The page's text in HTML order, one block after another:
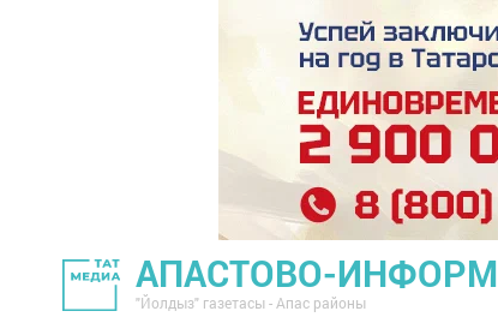
АПАСТОВО-ИНФОРМ
"Йолдыз" газетасы - Апас районы